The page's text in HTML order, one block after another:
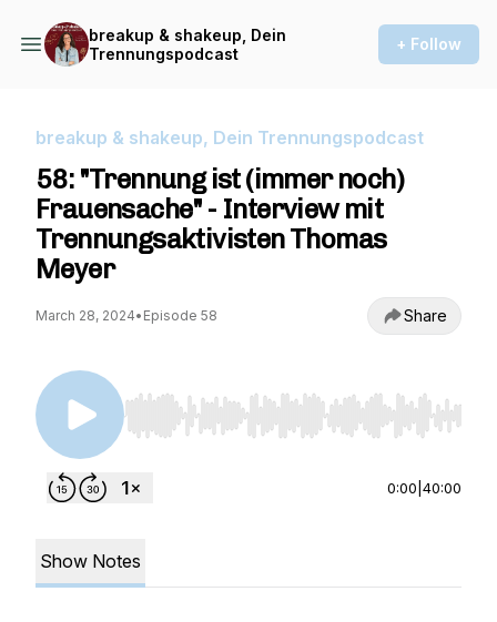
breakup & shakeup, Dein
Trennungspodcast
+ Follow
breakup & shakeup, Dein Trennungspodcast
58: "Trennung ist (immer noch)
Frauensache" - Interview mit
Trennungsaktivisten Thomas
Meyer
March 28, 2024• Episode 58 Share
Use Left/Right to seek, Home/End to jump to
0:00 40:00
Show Notes